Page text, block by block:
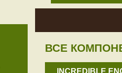
ВСЕ
INCREDIBLE